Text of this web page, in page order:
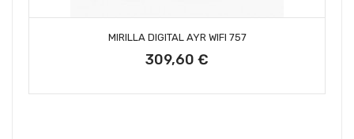
AÑADIR AL CARRITO
MIRILLA DIGITAL AYR WIFI 757
309,60 €